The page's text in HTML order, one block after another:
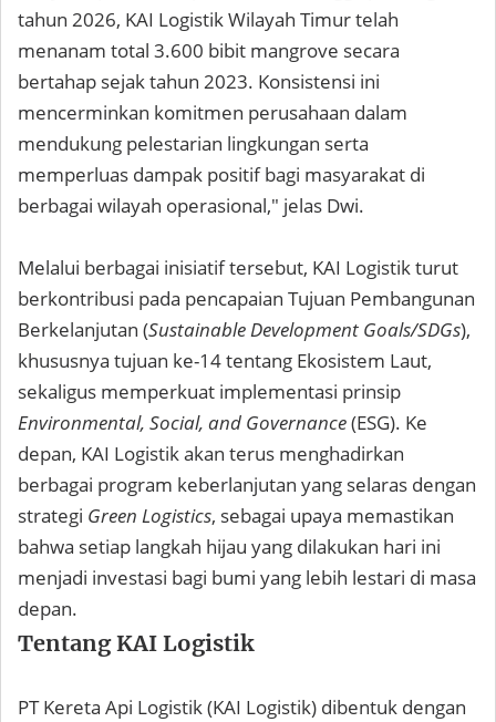
tahun 2026, KAI Logistik Wilayah Timur telah
menanam total 3.600 bibit mangrove secara
bertahap sejak tahun 2023. Konsistensi ini
mencerminkan komitmen perusahaan dalam
mendukung pelestarian lingkungan serta
memperluas dampak positif bagi masyarakat di
berbagai wilayah operasional," jelas Dwi.
Melalui berbagai inisiatif tersebut, KAI Logistik turut
berkontribusi pada pencapaian Tujuan Pembangunan
Berkelanjutan (Sustainable Development Goals/SDGs),
khususnya tujuan ke-14 tentang Ekosistem Laut,
sekaligus memperkuat implementasi prinsip
Environmental, Social, and Governance(ESG). Ke
depan, KAI Logistik akan terus menghadirkan
berbagai program keberlanjutan yang selaras dengan
strategi Green Logistics, sebagai upaya memastikan
bahwa setiap langkah hijau yang dilakukan hari ini
menjadi investasi bagi bumi yang lebih lestari di masa
depan.
Tentang KAI Logistik
PT Kereta Api Logistik (KAI Logistik) dibentuk dengan